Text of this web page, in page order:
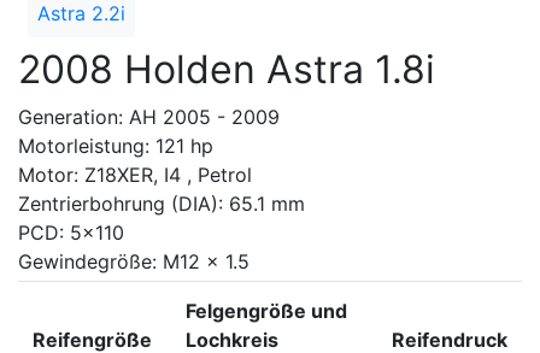
Astra 2.2i
2008 Holden Astra 1.8i
Generation: AH 2005 - 2009
Motorleistung: 121 hp
Motor: Z18XER, I4 , Petrol
Zentrierbohrung (DIA): 65.1 mm
PCD: 5x110
Gewindegröße: M12 x 1.5
Reifengröße
Felgengröße und
Lochkreis
Reifendruck